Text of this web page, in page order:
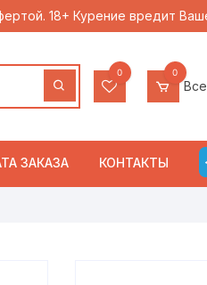
18+ Курение вредит
0 0
ЗАКАЗА КОНТАКТЫ